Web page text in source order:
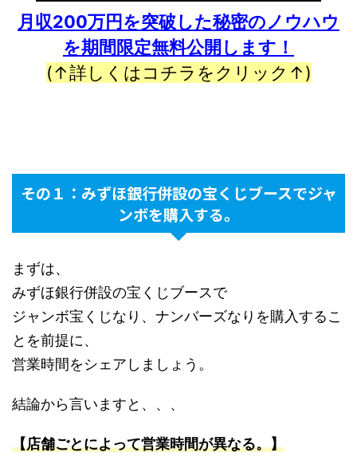
月収200万円を突破した秘密のノウハウ
を期間限定無料公開します！
(↑詳しくはコチラをクリック↑)
その１：みずほ銀行併設の宝くじブースでジャ
ンボを購入する。
まずは、
みずほ銀行併設の宝くじブースで
ジャンボ宝くじなり、ナンバーズなりを購入するこ
とを前提に、
営業時間をシェアしましょう。
結論から言いますと、、、
【店舗ごとによって営業時間が異なる。】